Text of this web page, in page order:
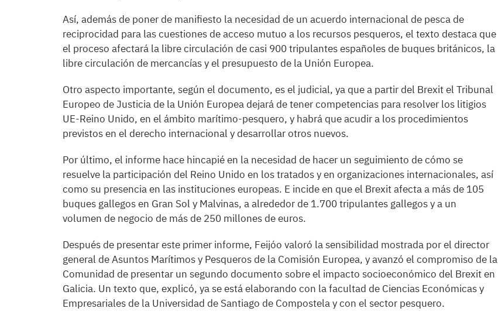
Así, además de poner de manifiesto la necesidad de un acuerdo internacional de pesca de
reciprocidad para las cuestiones de acceso mutuo a los recursos pesqueros, el texto destaca que
el proceso afectará la libre circulación de casi 900 tripulantes españoles de buques británicos, la
libre circulación de mercancías y el presupuesto de la Unión Europea.
Otro aspecto importante, según el documento, es el judicial, ya que a partir del Brexit el Tribunal
Europeo de Justicia de la Unión Europea dejará de tener competencias para resolver los litigios
UE-Reino Unido, en el ámbito marítimo-pesquero, y habrá que acudir a los procedimientos
previstos en el derecho internacional y desarrollar otros nuevos.
Por último, el informe hace hincapié en la necesidad de hacer un seguimiento de cómo se
resuelve la participación del Reino Unido en los tratados y en organizaciones internacionales, así
como su presencia en las instituciones europeas. E incide en que el Brexit afecta a más de 105
buques gallegos en Gran Sol y Malvinas, a alrededor de 1.700 tripulantes gallegos y a un
volumen de negocio de más de 250 millones de euros.
Después de presentar este primer informe, Feijóo valoró la sensibilidad mostrada por el director
general de Asuntos Marítimos y Pesqueros de la Comisión Europea, y avanzó el compromiso de la
Comunidad de presentar un segundo documento sobre el impacto socioeconómico del Brexit en
Galicia. Un texto que, explicó, ya se está elaborando con la facultad de Ciencias Económicas y
Empresariales de la Universidad de Santiago de Compostela y con el sector pesquero.